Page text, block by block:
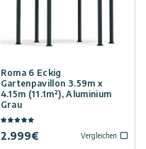
Roma 6 Eckig
Gartenpavillon 3.59m x
4.15m (11.1m²), Aluminium
Grau
2.999€ Vergleichen